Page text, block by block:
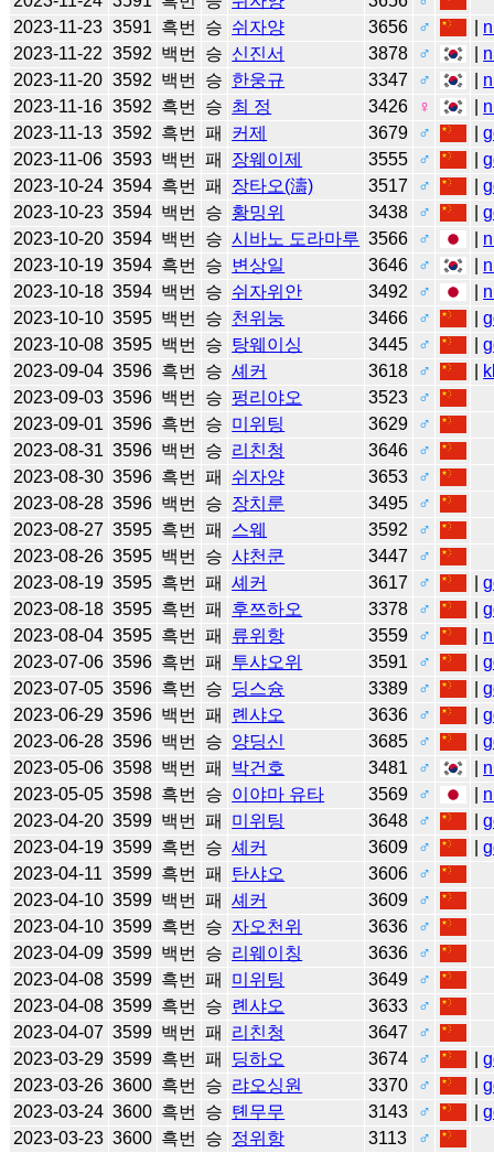
2023-11-23 3591 흑번 승 쉬자양 3656 ♂
2023-11-22 3592 백번 승 신진서 3878 ♂
2023-11-20 3592 백번 승 한웅규 3347 ♂
2023-11-16 3592 흑번 승 최 정 3426 ♀
2023-11-13 3592 흑번 패 커제 3679 ♂ |
2023-11-06 3593 백번 패 장웨이제 3555 ♂ |
2023-10-24 3594 흑번 패 장타오(濤) 3517 ♂ |
2023-10-23 3594 백번 승 황밍위 3438 ♂ |
2023-10-20 3594 백번 승 시바노 도라마루 3566 ♂
2023-10-19 3594 흑번 승 변상일 3646 ♂
2023-10-18 3594 백번 승 쉬자위안 3492 ♂
2023-10-10 3595 백번 승 천위눙 3466 ♂ |
2023-10-08 3595 백번 승 탕웨이싱 3445 ♂ |
2023-09-04 3596 흑번 승 셰커 3618 ♂
2023-09-03 3596 백번 승 펑리야오 3523
♂
2023-09-01 3596 흑번 승 미위팅 3629
♂
2023-08-31 3596 백번 승 리친청 3646
♂
2023-08-30 3596 흑번 패 쉬자양 3653
♂
2023-08-28 3596 백번 승 장치룬 3495
♂
2023-08-27 3595 흑번 패 스웨 3592
♂
2023-08-26 3595 백번 승 샤천쿤 3447
♂
2023-08-19 3595 흑번 패 셰커 3617 ♂ |
2023-08-18 3595 흑번 패 후쯔하오 3378 ♂ |
2023-08-04 3595 흑번 패 류위항 3559 ♂
2023-07-06 3596 흑번 패 투샤오위 3591 ♂ |
2023-07-05 3596 흑번 승 딩스슝 3389 ♂ |
2023-06-29 3596 백번 패 롄샤오 3636 ♂ |
2023-06-28 3596 백번 승 양딩신 3685 ♂ |
2023-05-06 3598 백번 패 박건호 3481 ♂
2023-05-05 3598 흑번 승 이야마 유타 3569 ♂
2023-04-20 3599 백번 패 미위팅 3648 ♂ |
2023-04-19 3599 흑번 승 셰커 3609 ♂ |
2023-04-11 3599 흑번 패 탄샤오 3606
♂
2023-04-10 3599 백번 패 셰커 3609
♂
2023-04-10 3599 흑번 승 자오천위 3636
♂
2023-04-09 3599 백번 승 리웨이칭 3636
♂
2023-04-08 3599 흑번 패 미위팅 3649
♂
2023-04-08 3599 흑번 승 롄샤오 3633
♂
2023-04-07 3599 백번 패 리친청 3647
♂
2023-03-29 3599 흑번 패 딩하오 3674 ♂ |
2023-03-26 3600 흑번 승 랴오싱원 3370 ♂ |
2023-03-24 3600 흑번 승 톈무무 3143 ♂ |
2023-03-23 3600 흑번 승 정위항 3113
♂